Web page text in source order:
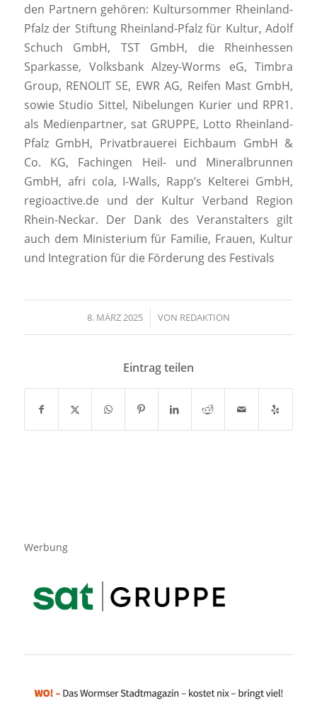
den Partnern gehören: Kultursommer Rheinland-
Pfalz der Stiftung Rheinland-Pfalz für Kultur, Adolf
Schuch GmbH, TST GmbH, die Rheinhessen
Sparkasse, Volksbank Alzey-Worms eG, Timbra
Group, RENOLIT SE, EWR AG, Reifen Mast GmbH,
sowie Studio Sittel, Nibelungen Kurier und RPR1.
als Medienpartner, sat GRUPPE, Lotto Rheinland-
Pfalz GmbH, Privatbrauerei Eichbaum GmbH &
Co. KG, Fachingen Heil- und Mineralbrunnen
GmbH, afri cola, I-Walls, Rapp’s Kelterei GmbH,
regioactive.de und der Kultur Verband Region
Rhein-Neckar. Der Dank des Veranstalters gilt
auch dem Ministerium für Familie, Frauen, Kultur
und Integration für die Förderung des Festivals
8. MÄRZ 2025
/ VON REDAKTION
Eintrag teilen
Werbung